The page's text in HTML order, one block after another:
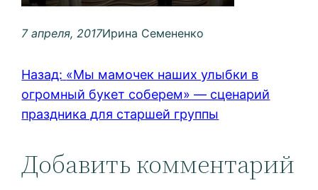
7 апреля, 2017Ирина Семененко
Назад: «Мы мамочек наших улыбки в
огромный букет соберем» — сценарий
праздника для старшей группы
Добавить комментарий